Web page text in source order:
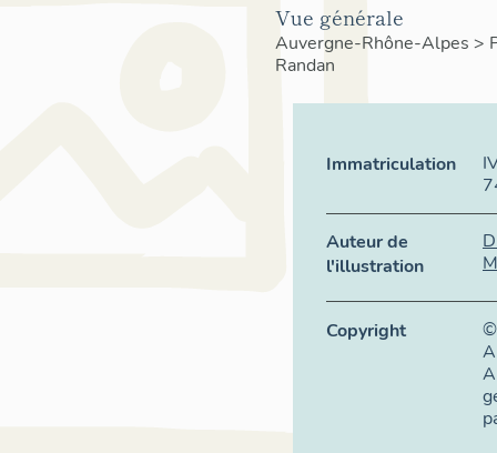
Vue générale
Auvergne-Rhône-Alpes >
Randan
Immatriculation
Auteur de
l'illustration
Copyright